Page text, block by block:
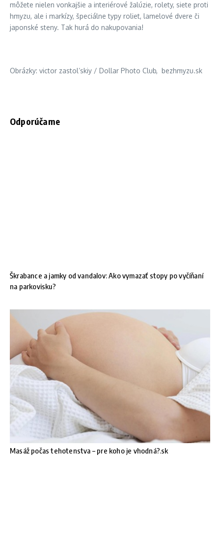
môžete nielen vonkajšie a interiérové žalúzie, rolety, siete proti
hmyzu, ale i markízy, špeciálne typy roliet, lamelové dvere či
japonské steny. Tak hurá do nakupovania!
Obrázky: victor zastol’skiy / Dollar Photo Club, bezhmyzu.sk
Odporúčame
Škrabance a jamky od vandalov: Ako vymazať stopy po vyčíňaní
na parkovisku?
Masáž počas tehotenstva – pre koho je vhodná?.sk